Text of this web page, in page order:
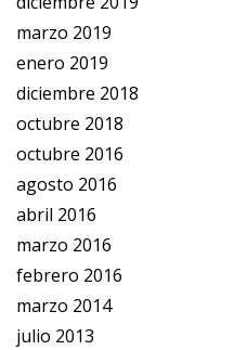
marzo 2019
enero 2019
diciembre 2018
octubre 2018
octubre 2016
agosto 2016
abril 2016
marzo 2016
febrero 2016
marzo 2014
julio 2013